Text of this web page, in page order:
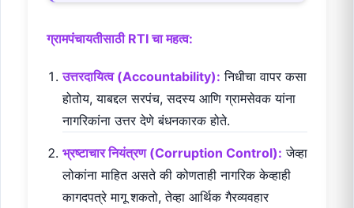
ग्रामपंचायतीसाठी RTI चा महत्व:
उत्तरदायित्व (Accountability): निधीचा वापर कसा
होतोय, याबद्दल सरपंच, सदस्य आणि ग्रामसेवक यांना
नागरिकांना उत्तर देणे बंधनकारक होते.
भ्रष्टाचार नियंत्रण (Corruption Control): जेव्हा
लोकांना माहित असते की कोणताही नागरिक केव्हाही
कागदपत्रे मागू शकतो, तेव्हा आर्थिक गैरव्यवहार